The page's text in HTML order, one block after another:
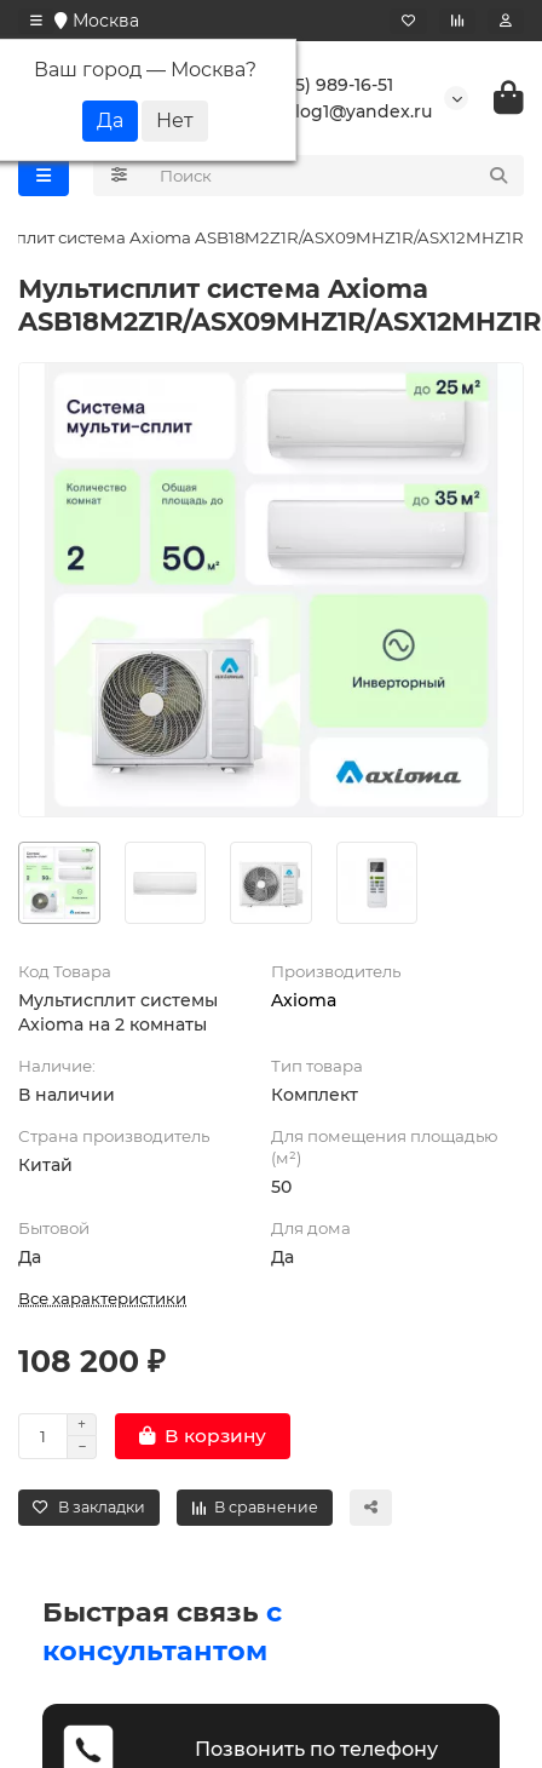
Москва
Ваш город — Москва?
+7 (495) 989-16-51
buranlog1@yandex.ru
система Axioma ASB18M2Z1R/ASX09MHZ1R/ASX12MHZ1R
Мультисплит система Axioma
ASB18M2Z1R/ASX09MHZ1R/ASX12MHZ1R
Код Товара
Мультисплит системы
Axioma на 2 комнаты
Производитель
Axioma
Наличие:
В наличии
Тип товара
Комплект
Страна производитель
Китай
Для помещения площадью
(м²)
50
Бытовой
Да
Для дома
Да
Все характеристики
108 200 ₽
В корзину
В закладки В сравнение
Быстрая связь с
консультантом
Позвонить по телефону